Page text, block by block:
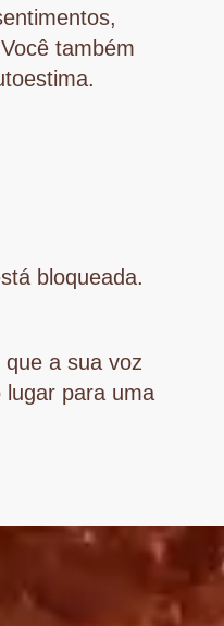
também
bloqueada.
a sua voz
lugar para uma